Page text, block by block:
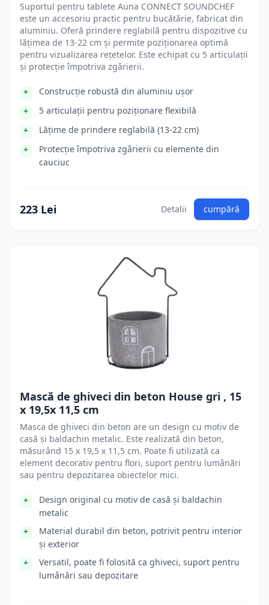
Suportul pentru tablete Auna CONNECT SOUNDCHEF
este un accesoriu practic pentru bucătărie, fabricat din
aluminiu. Oferă prindere reglabilă pentru dispozitive cu
lățimea de 13-22 cm și permite poziționarea optimă
pentru vizualizarea rețetelor. Este echipat cu 5 articulații
și protecție împotriva zgârierii.
Construcție robustă din aluminiu ușor
5 articulații pentru poziționare flexibilă
Lățime de prindere reglabilă (13-22 cm)
Protecție împotriva zgârierii cu elemente din
cauciuc
223 Lei Detalii cumpără
Mască de ghiveci din beton House gri , 15
x 19,5x 11,5 cm
Masca de ghiveci din beton are un design cu motiv de
casă și baldachin metalic. Este realizată din beton,
măsurând 15 x 19,5 x 11,5 cm. Poate fi utilizată ca
element decorativ pentru flori, suport pentru lumânări
sau pentru depozitarea obiectelor mici.
Design original cu motiv de casă și baldachin
metalic
Material durabil din beton, potrivit pentru interior
și exterior
Versatil, poate fi folosită ca ghiveci, suport pentru
lumânări sau depozitare